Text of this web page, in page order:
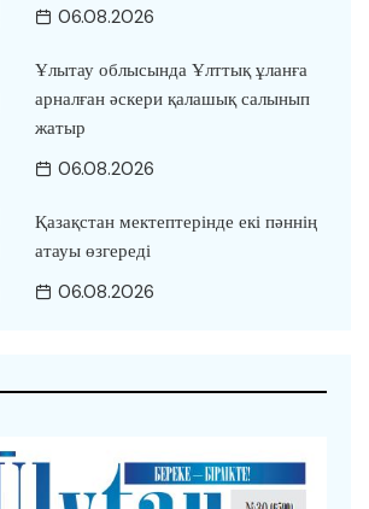
06.08.2026
Ұлытау облысында Ұлттық ұланға
арналған әскери қалашық салынып
жатыр
06.08.2026
Қазақстан мектептерінде екі пәннің
атауы өзгереді
06.08.2026